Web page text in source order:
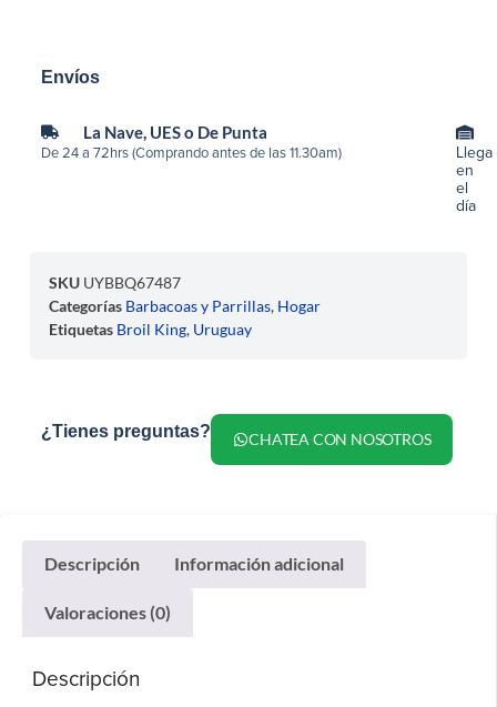
Envíos
La Nave, UES o De Punta
De 24 a 72hrs (Comprando antes de las 11.30am)
Llega
en
el
día
SKU UYBBQ67487
Categorías Barbacoas y Parrillas, Hogar
Etiquetas Broil King, Uruguay
¿Tienes preguntas? CHATEA CON NOSOTROS
Descripción Información adicional
Valoraciones (0)
Descripción